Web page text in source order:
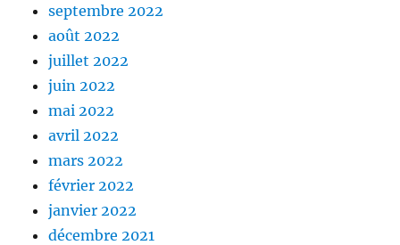
septembre 2022
août 2022
juillet 2022
juin 2022
mai 2022
avril 2022
mars 2022
février 2022
janvier 2022
décembre 2021